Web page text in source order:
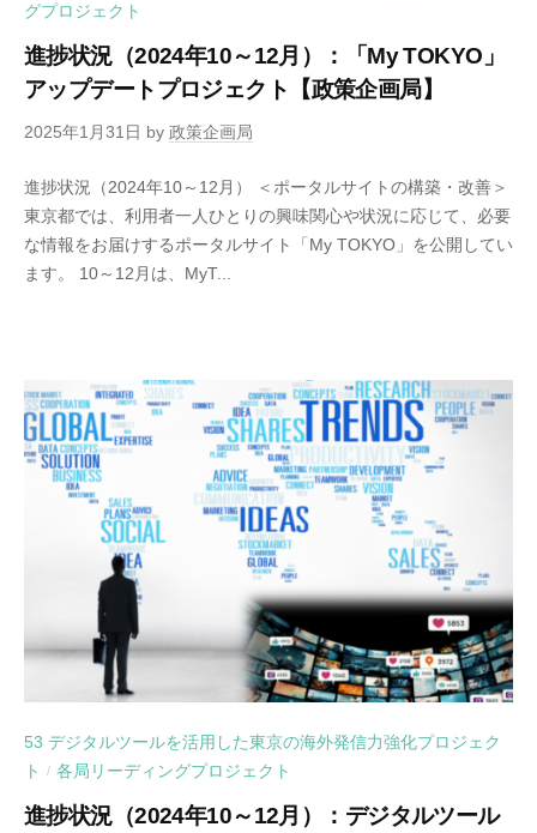
グプロジェクト
進捗状況（2024年10～12月）：「My TOKYO」
アップデートプロジェクト【政策企画局】
2025年1月31日 by 政策企画局
進捗状況（2024年10～12月） ＜ポータルサイトの構築・改善＞
東京都では、利用者一人ひとりの興味関心や状況に応じて、必要
な情報をお届けするポータルサイト「My TOKYO」を公開してい
ます。 10～12月は、MyT...
53 デジタルツールを活用した東京の海外発信力強化プロジェク
ト
/ 各局リーディングプロジェクト
進捗状況（2024年10～12月）：デジタルツール